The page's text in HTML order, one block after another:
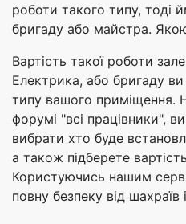
роботи такого типу, тоді
бригаду або майстра.
Вартість такої роботи
Електрика, або бригаду
типу вашого приміщення.
форумі "всі працівники",
вибрати хто буде
а також підберете
Користуючись нашим
повну безпеку від шахраїв